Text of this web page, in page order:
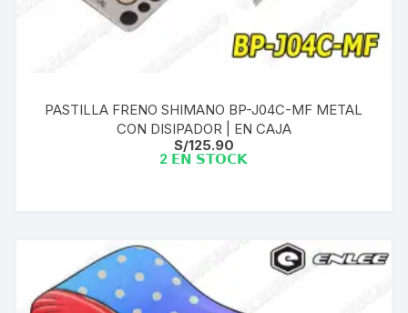
PASTILLA FRENO SHIMANO BP-J04C-MF METAL
CON DISIPADOR | EN CAJA
S/125.90
2 𝗘𝗡 𝗦𝗧𝗢𝗖𝗞